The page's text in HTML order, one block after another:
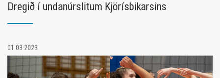
Dregið í undanúrslitum Kjörísbikarsins
01.03.2023